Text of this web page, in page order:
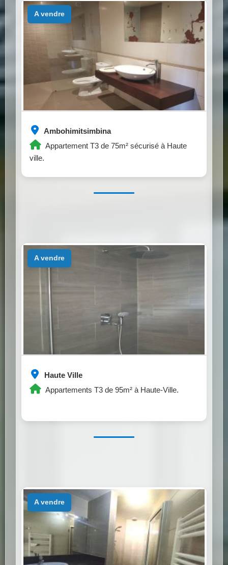
Ambohimitsimbina
Appartement T3 de 75m² sécurisé à Haute
ville.
a vendre
Haute Ville
Appartements T3 de 95m² à Haute-Ville.
a vendre
a vendre